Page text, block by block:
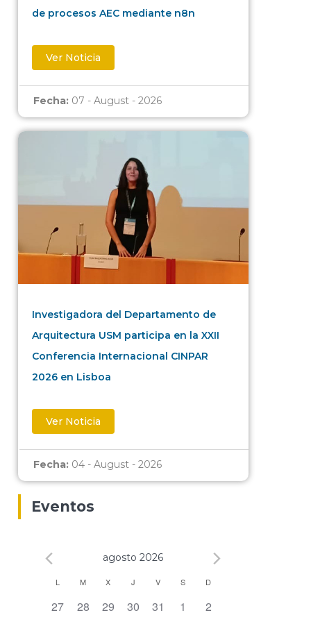
de procesos AEC mediante n8n
Ver Noticia
Fecha: 07 - August - 2026
Investigadora del Departamento de
Arquitectura USM participa en la XXII
Conferencia Internacional CINPAR
2026 en Lisboa
Ver Noticia
Fecha: 04 - August - 2026
Eventos
agosto 2026
Calendario
de
L M X J V S D
0 eventos,
27 0 eventos,
28 0 eventos,
29 0 eventos,
30 0 eventos,
31 0 eventos,
1 0 eventos,
2